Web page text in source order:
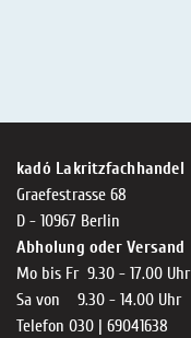
kadó Lakritzfachhandel
Graefestrasse 68
D - 10967 Berlin
Abholung oder Versand
Mo bis Fr 9.30 - 17.00 Uhr
Sa von 9.30 - 14.00 Uhr
Telefon 030 | 69041638